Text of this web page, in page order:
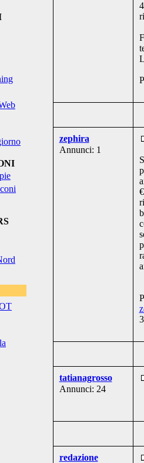
zephira
Annunci: 1
tatianagrosso
Annunci: 24
redazione